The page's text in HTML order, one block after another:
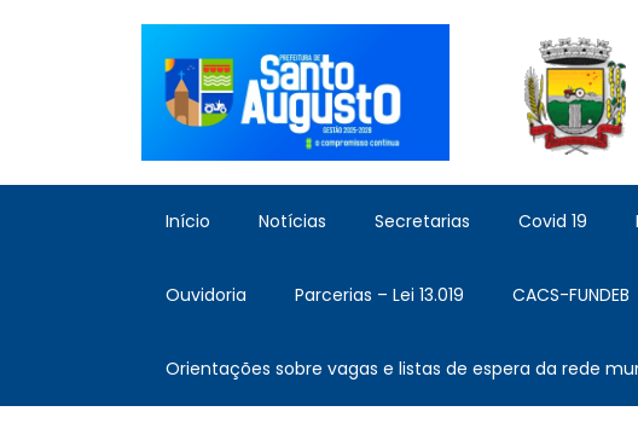
Início Notícias Secretarias Covid 19
Ouvidoria Parcerias – Lei 13.019 CACS-FUNDEB
Orientações sobre vagas e listas de espera da rede